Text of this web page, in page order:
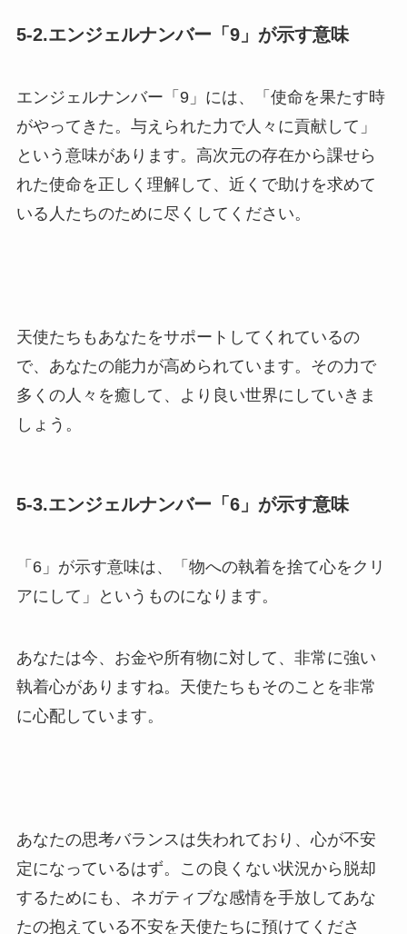
5-2.エンジェルナンバー「9」が示す意味
エンジェルナンバー「9」には、「使命を果たす時
がやってきた。与えられた力で人々に貢献して」
という意味があります。高次元の存在から課せら
れた使命を正しく理解して、近くで助けを求めて
いる人たちのために尽くしてください。
天使たちもあなたをサポートしてくれているの
で、あなたの能力が高められています。その力で
多くの人々を癒して、より良い世界にしていきま
しょう。
5-3.エンジェルナンバー「6」が示す意味
「6」が示す意味は、「物への執着を捨て心をクリ
アにして」というものになります。
あなたは今、お金や所有物に対して、非常に強い
執着心がありますね。天使たちもそのことを非常
に心配しています。
あなたの思考バランスは失われており、心が不安
定になっているはず。この良くない状況から脱却
するためにも、ネガティブな感情を手放してあな
たの抱えている不安を天使たちに預けてくださ